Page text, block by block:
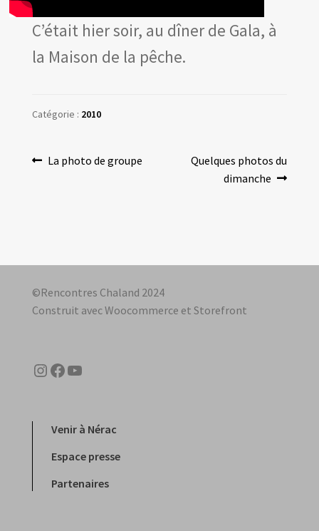
C’était hier soir, au dîner de Gala, à
la Maison de la pêche.
Catégorie : 2010
Navigation
Article
La photo de groupe
Article
suivant :
Quelques photos du
dimanche
©Rencontres Chaland 2024
Construit avec Woocommerce et Storefront
Instagram
Facebook
YouTube
Venir à Nérac
Espace presse
Partenaires